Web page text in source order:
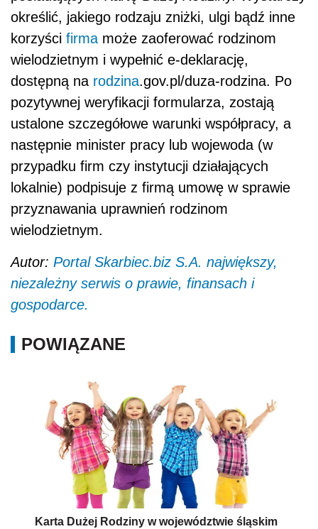
określić, jakiego rodzaju zniżki, ulgi bądź inne
korzyści firma może zaoferować rodzinom
wielodzietnym i wypełnić e-deklarację,
dostępną na rodzina.gov.pl/duza-rodzina. Po
pozytywnej weryfikacji formularza, zostają
ustalone szczegółowe warunki współpracy, a
następnie minister pracy lub wojewoda (w
przypadku firm czy instytucji działających
lokalnie) podpisuje z firmą umowę w sprawie
przyznawania uprawnień rodzinom
wielodzietnym.
Autor: Portal Skarbiec.biz S.A. największy,
niezależny serwis o prawie, finansach i
gospodarce.
POWIĄZANE
Karta Dużej Rodziny w województwie śląskim